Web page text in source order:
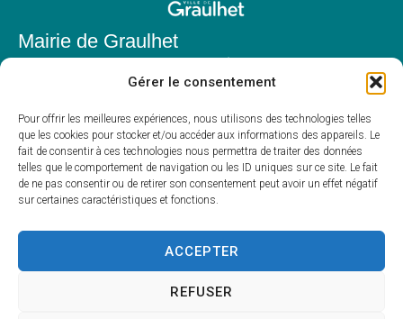
Gérer le consentement
Pour offrir les meilleures expériences, nous utilisons des technologies telles
que les cookies pour stocker et/ou accéder aux informations des appareils. Le
fait de consentir à ces technologies nous permettra de traiter des données
telles que le comportement de navigation ou les ID uniques sur ce site. Le fait
de ne pas consentir ou de retirer son consentement peut avoir un effet négatif
sur certaines caractéristiques et fonctions.
ACCEPTER
REFUSER
Mairie de Graulhet
81300 Graulhet
05 63 42 85 50
mairie@mairie-graulhet.fr
Horaires d'ouverture
Du lundi au vendredi :